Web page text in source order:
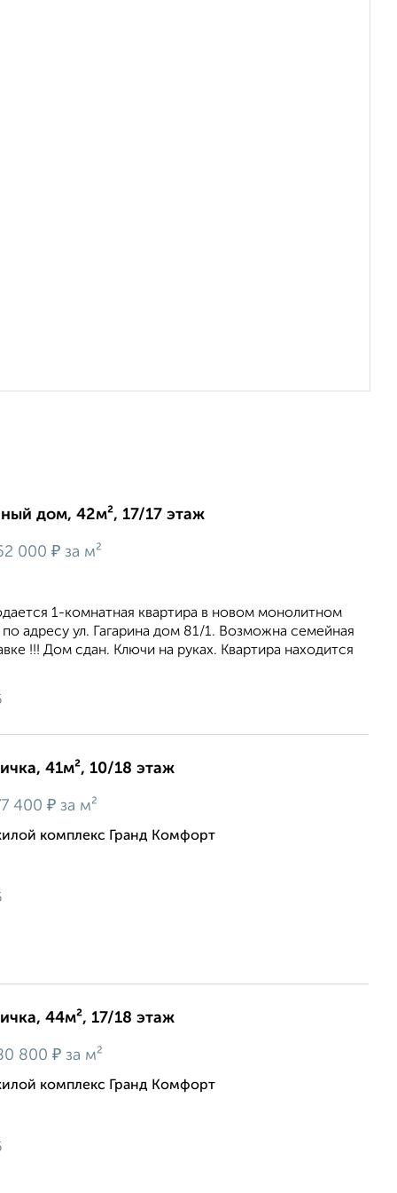
дом, 42м², 17/17 этаж
000 ₽ за м²
1-комнатная квартира в новом монолитном
адресу ул. Гагарина дом 81/1. Возможна семейная
!!! Дом сдан. Ключи на руках. Квартира находится
41м², 10/18 этаж
400 ₽ за м²
комплекс Гранд Комфорт
44м², 17/18 этаж
800 ₽ за м²
комплекс Гранд Комфорт